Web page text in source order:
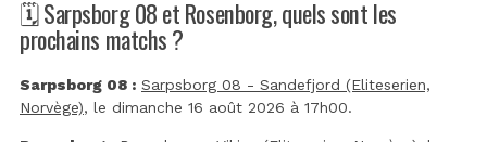
🗓️ Sarpsborg 08 et Rosenborg, quels sont les
prochains matchs ?
Sarpsborg 08 : Sarpsborg 08 - Sandefjord (Eliteserien,
Norvège), le dimanche 16 août 2026 à 17h00.